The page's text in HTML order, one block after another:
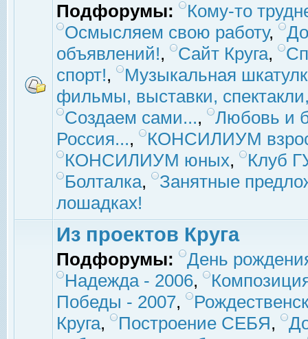
Подфорумы:
Кому-то
Осмысляем свою работу,
объявлений!, Сайт Круга,
спорт!,
Музыкальная
фильмы, выставки,
Создаем сами...,
Любовь и
Россия...,
КОНСИЛИУМ
КОНСИЛИУМ юных,
Клуб
Болталка,
Занятные
лошадках!
Из проектов Круга
Подфорумы:
День
Надежда - 2006,
Победы - 2007,
Круга, Построение СЕБЯ,